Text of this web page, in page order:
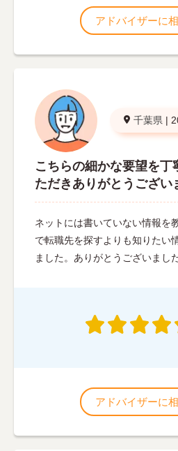
アドバイザーに
千葉県 |
こちらの細かな要望を丁
ただきありがとうござい
ネットには書いていない情報を
で転職先を探すよりも知りたい
ました。ありがとうございました
アドバイザーに